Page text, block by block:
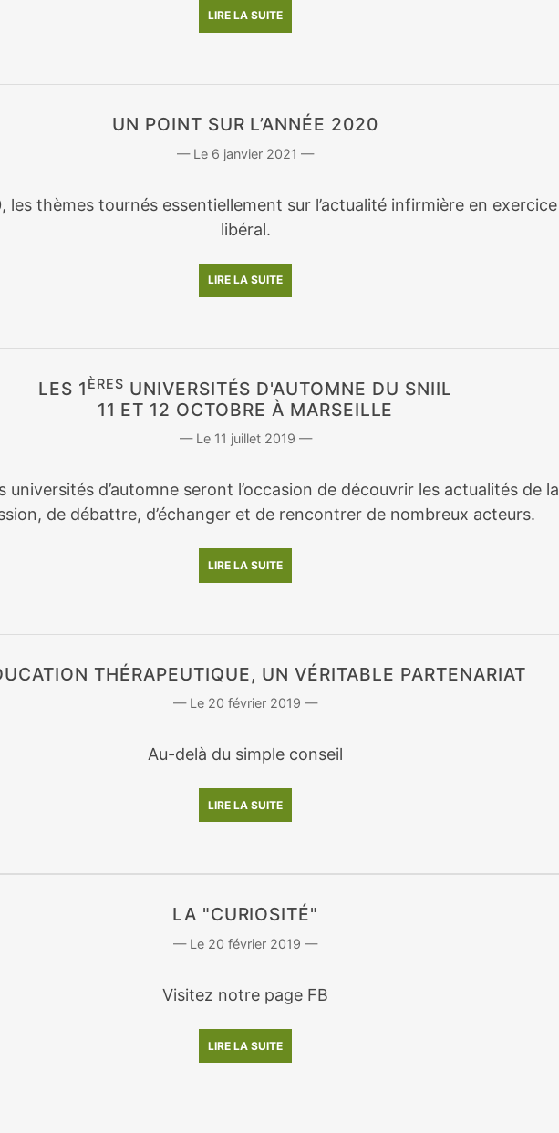
LIRE LA SUITE
UN POINT SUR L’ANNÉE 2020
6 janvier 2021
les thèmes tournés essentiellement sur l’actualité infirmière en exercice
libéral.
LIRE LA SUITE
LES 1 ÈRES UNIVERSITÉS D'AUTOMNE DU SNIIL
11 ET 12 OCTOBRE À MARSEILLE
11 juillet 2019
universités d’automne seront l’occasion de découvrir les actualités de la
de débattre, d’échanger et de rencontrer de nombreux acteurs.
LIRE LA SUITE
THÉRAPEUTIQUE, UN VÉRITABLE PARTENARIAT
20 février 2019
Au-delà du simple conseil
LIRE LA SUITE
LA "CURIOSITÉ"
20 février 2019
Visitez notre page FB
LIRE LA SUITE